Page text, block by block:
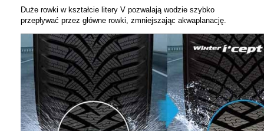
Duże rowki w kształcie litery V pozwalają wodzie szybko
przepływać przez główne rowki, zmniejszając akwaplanację.